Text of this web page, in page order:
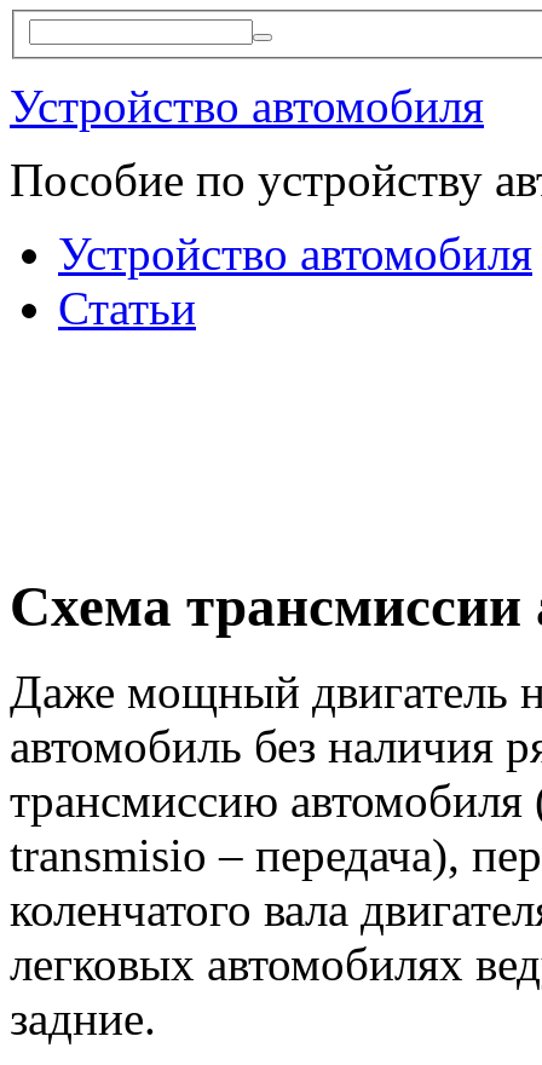
Устройство автомобиля
Пособие по устройству
Устройство автомобиля
Статьи
Схема трансмиссии
Даже мощный двигатель
автомобиль без наличия
трансмиссию автомобиля
transmisio – передача),
коленчатого вала
легковых автомобилях
задние.